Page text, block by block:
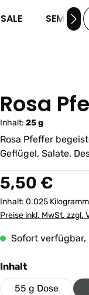
SALE
Rosa
Inhalt: 25 g
Rosa Pfeffer
Geflügel, Salate,
Regulärer Preis:
5,50 €
Inhalt: 0.025 Kilogramm
Preise inkl. MwSt. zzgl.
Sofort verfügbar,
Inhaltauswählen
55 g Dose